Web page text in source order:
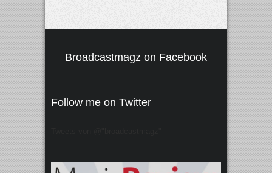
Broadcastmagz on Facebook
Follow me on Twitter